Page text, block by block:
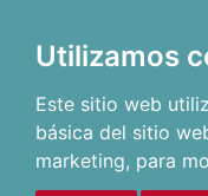
Utilizamos
Este sitio web
básica del sitio
marketing, para